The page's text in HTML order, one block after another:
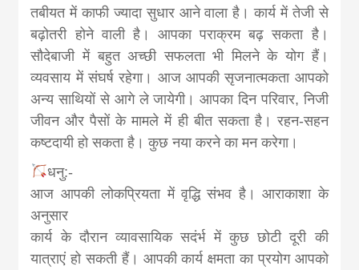
तबीयत में काफी ज्यादा सुधार आने वाला है। कार्य में तेजी से
बढ़ोतरी होने वाली है। आपका पराक्रम बढ़ सकता है।
सौदेबाजी में बहुत अच्छी सफलता भी मिलने के योग हैं।
व्यवसाय में संघर्ष रहेगा। आज आपकी सृजनात्मकता आपको
अन्य साथियों से आगे ले जायेगी। आपका दिन परिवार, निजी
जीवन और पैसों के मामले में ही बीत सकता है। रहन-सहन
कष्टदायी हो सकता है। कुछ नया करने का मन करेगा।
धनु:-
आज आपकी लोकप्रियता में वृद्धि संभव है। आराकाशा के
अनुसार
कार्य के दौरान व्यावसायिक सदंर्भ में कुछ छोटी दूरी की
यात्राएं हो सकती हैं। आपकी कार्य क्षमता का प्रयोग आपको